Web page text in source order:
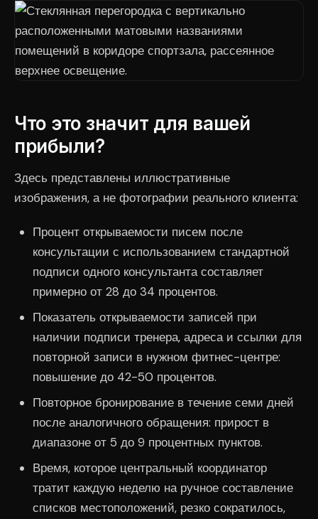
Что это значит для вашей
прибыли?
Здесь представлены иллюстративные
изображения, а не фотографии реального клиента:
Процент открываемости писем после
консультации с использованием стандартной
подписи одного консультанта составляет
примерно от 28 до 34 процентов.
Показатель открываемости записей при
наличии подписи тренера, адреса и ссылки для
повторной записи в нужном фитнес-центре:
повышение до 42-50 процентов.
Повторное бронирование в течение семи дней
после аналогичного обращения: прирост в
диапазоне от 5 до 9 процентных пунктов.
Время, которое центральный координатор
тратит каждую неделю на ручное составление
списков местоположений, резко сократилось,